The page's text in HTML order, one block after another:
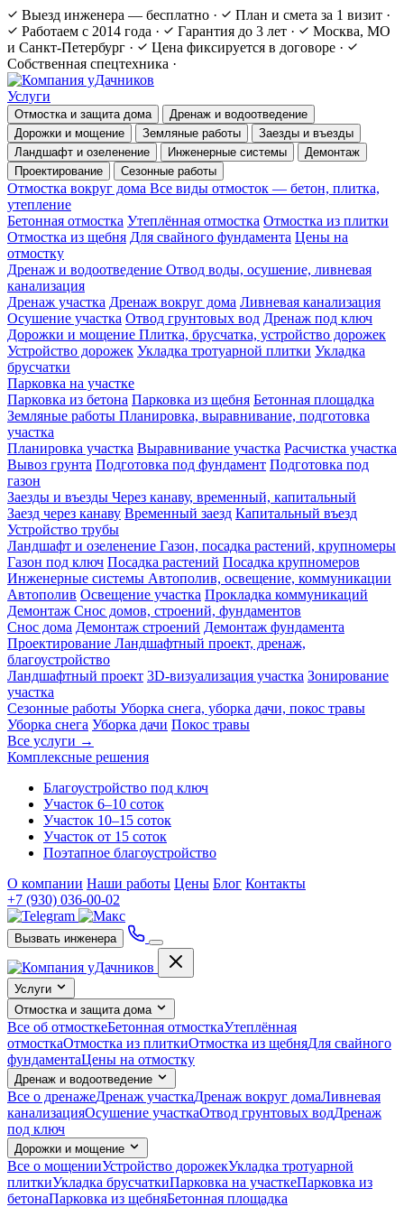
Выезд инженера — бесплатно · План и смета за 1 визит ·
Работаем с 2014 года · Гарантия до 3 лет ·
Москва, МО
и Санкт-Петербург · Цена фиксируется в договоре ·
Собственная спецтехника ·
Услуги
Отмостка и защита дома
Дренаж и водоотведение
Дорожки и мощение
Земляные работы
Заезды и въезды
Ландшафт и озеленение
Инженерные системы
Демонтаж
Проектирование
Сезонные работы
Отмостка вокруг дома Все виды отмосток — бетон, плитка,
утепление
Бетонная отмостка Утеплённая отмостка Отмостка из плитки
Отмостка из щебня Для свайного фундамента Цены на
отмостку
Дренаж и водоотведение Отвод воды, осушение, ливневая
канализация
Дренаж участка Дренаж вокруг дома Ливневая канализация
Осушение участка Отвод грунтовых вод Дренаж под ключ
Дорожки и мощение Плитка, брусчатка, устройство дорожек
Устройство дорожек Укладка тротуарной плитки Укладка
брусчатки
Парковка на участке
Парковка из бетона Парковка из щебня Бетонная площадка
Земляные работы Планировка, выравнивание, подготовка
участка
Планировка участка Выравнивание участка Расчистка участка
Вывоз грунта Подготовка под фундамент Подготовка под
газон
Заезды и въезды Через канаву, временный, капитальный
Заезд через канаву Временный заезд Капитальный въезд
Устройство трубы
Ландшафт и озеленение Газон, посадка растений, крупномеры
Газон под ключ Посадка растений Посадка крупномеров
Инженерные системы Автополив, освещение, коммуникации
Автополив Освещение участка Прокладка коммуникаций
Демонтаж Снос домов, строений, фундаментов
Снос дома Демонтаж строений Демонтаж фундамента
Проектирование Ландшафтный проект, дренаж,
благоустройство
Ландшафтный проект 3D-визуализация участка Зонирование
участка
Сезонные работы Уборка снега, уборка дачи, покос травы
Уборка снега Уборка дачи Покос травы
Все услуги →
Комплексные решения
Благоустройство под ключ
Участок 6–10 соток
Участок 10–15 соток
Участок от 15 соток
Поэтапное благоустройство
О компании Наши работы Цены Блог Контакты
+7 (930) 036-00-02
Вызвать инженера
Услуги
Отмостка и защита дома
Все об отмосткеБетонная отмосткаУтеплённая
отмосткаОтмостка из плиткиОтмостка из щебняДля свайного
фундаментаЦены на отмостку
Дренаж и водоотведение
Все о дренажеДренаж участкаДренаж вокруг домаЛивневая
канализацияОсушение участкаОтвод грунтовых водДренаж
под ключ
Дорожки и мощение
Все о мощенииУстройство дорожекУкладка тротуарной
плиткиУкладка брусчаткиПарковка на участкеПарковка из
бетонаПарковка из щебняБетонная площадка